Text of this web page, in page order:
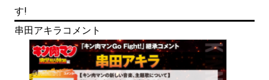
す!
串田アキラコメント